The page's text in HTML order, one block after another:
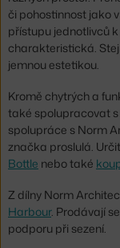
či pohostinnost jako
přístupu jednotlivců
charakteristická.
jemnou estetikou.
Kromě chytrých a
také spolupracovat s
spolupráce s Norm
značka proslulá.
Bottle nebo také
Z dílny Norm
Harbour. Prodávají
podporu při sezení.